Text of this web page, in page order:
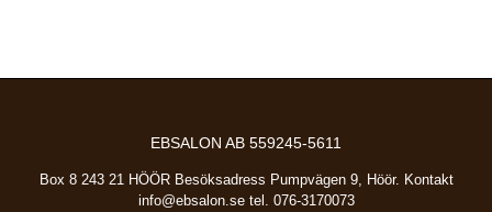
EBSALON AB 559245-5611
Box 8 243 21 HÖÖR Besöksadress Pumpvägen 9, Höör. Kontakt
info@ebsalon.setel. 076-3170073